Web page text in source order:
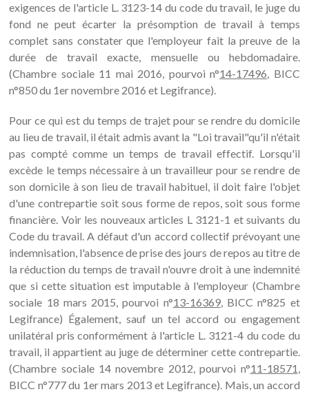
exigences de l'article L. 3123-14 du code du travail, le juge du
fond ne peut écarter la présomption de travail à temps
complet sans constater que l'employeur fait la preuve de la
durée de travail exacte, mensuelle ou hebdomadaire.
(Chambre sociale 11 mai 2016, pourvoi n°14-17496, BICC
n°850 du 1er novembre 2016 et Legifrance).
Pour ce qui est du temps de trajet pour se rendre du domicile
au lieu de travail, il était admis avant la "Loi travail"qu'il n'était
pas compté comme un temps de travail effectif. Lorsqu'il
excède le temps nécessaire à un travailleur pour se rendre de
son domicile à son lieu de travail habituel, il doit faire l'objet
d'une contrepartie soit sous forme de repos, soit sous forme
financière. Voir les nouveaux articles L 3121-1 et suivants du
Code du travail. A défaut d'un accord collectif prévoyant une
indemnisation, l'absence de prise des jours de repos au titre de
la réduction du temps de travail n'ouvre droit à une indemnité
que si cette situation est imputable à l'employeur (Chambre
sociale 18 mars 2015, pourvoi n°13-16369, BICC n°825 et
Legifrance) Également, sauf un tel accord ou engagement
unilatéral pris conformément à l'article L. 3121-4 du code du
travail, il appartient au juge de déterminer cette contrepartie.
(Chambre sociale 14 novembre 2012, pourvoi n°11-18571,
BICC n°777 du 1er mars 2013 et Legifrance). Mais, un accord